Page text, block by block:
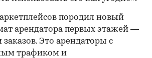
породил новый
арендатора первых этажей —
Это арендаторы с
трафиком и